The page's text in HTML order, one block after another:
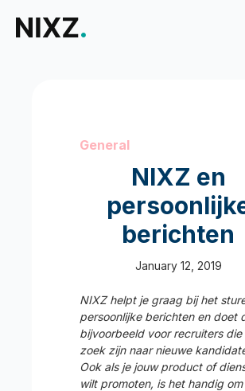
General
NIXZ en
berichten
January 12, 2019
NIXZ helpt je graag bij het
persoonlijke berichten en doet
bijvoorbeeld voor recruiters die
zoek zijn naar nieuwe
Ook als je jouw product of
wilt promoten, is het handig